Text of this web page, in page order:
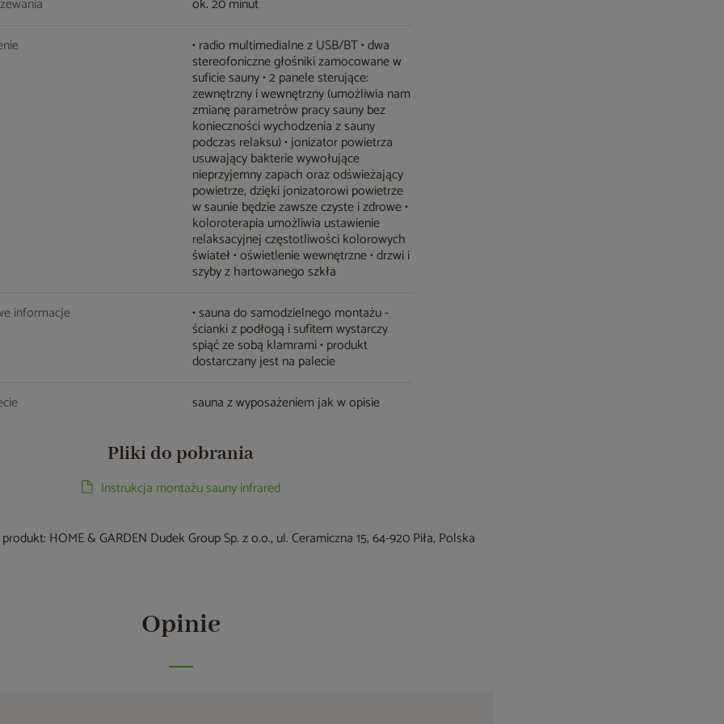
ok. 20 minut
• radio multimedialne z USB/BT • dwa
stereofoniczne głośniki zamocowane w
suficie sauny • 2 panele sterujące:
zewnętrzny i wewnętrzny (umożliwia nam
zmianę parametrów pracy sauny bez
konieczności wychodzenia z sauny
podczas relaksu) • jonizator powietrza
usuwający bakterie wywołujące
nieprzyjemny zapach oraz odświeżający
powietrze, dzięki jonizatorowi powietrze
w saunie będzie zawsze czyste i zdrowe •
koloroterapia umożliwia ustawienie
relaksacyjnej częstotliwości kolorowych
świateł • oświetlenie wewnętrzne • drzwi i
szyby z hartowanego szkła
informacje
• sauna do samodzielnego montażu -
ścianki z podłogą i sufitem wystarczy
spiąć ze sobą klamrami • produkt
dostarczany jest na palecie
sauna z wyposażeniem jak w opisie
Pliki do pobrania
Instrukcja montażu sauny infrared
HOME & GARDEN Dudek Group Sp. z o.o., ul. Ceramiczna 15, 64-920 Piła, Polska
Opinie